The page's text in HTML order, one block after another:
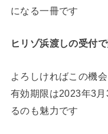
になる一冊です
ヒリゾ浜渡しの受付
よろしければこの機
有効期限は2023年3
るのも魅力です